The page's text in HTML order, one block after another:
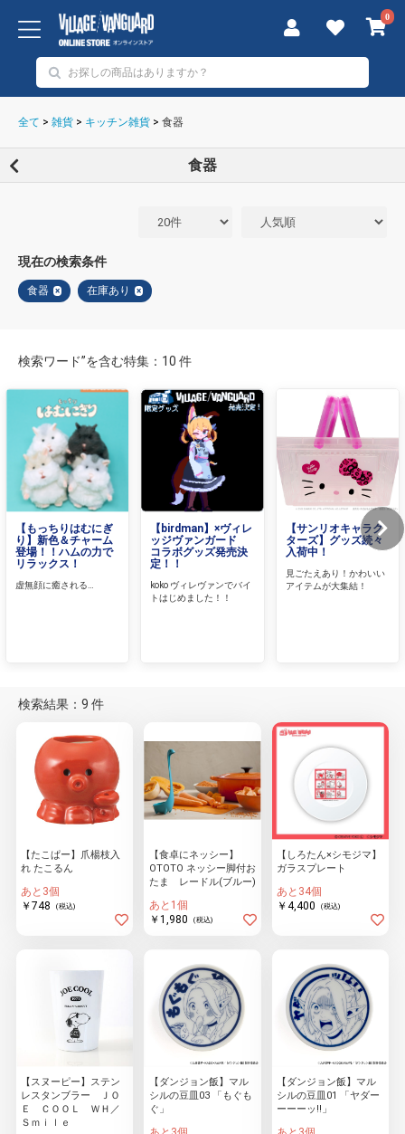
0
全て > 雑貨 > キッチン雑貨 > 食器
食器
現在の検索条件
食器 × 在庫あり ×
検索ワード”を含む特集：10 件
【もっちりはむにぎ
り】新色＆チャーム
登場！！ハムの力で
リラックス！
虚無顔に癒される…
【birdman】×ヴィレ
ッジヴァンガード
コラボグッズ発売決
定！！
koko ヴィレヴァンでバイ
トはじめました！！
【サンリオキャラク
ターズ】グッズ続々
入荷中！
見ごたえあり！かわいい
アイテムが大集結！
検索結果：9 件
【たこぱー】爪楊枝入
れ たこるん
あと3個
￥748
(税込)
【食卓にネッシー】
OTOTO ネッシー脚付お
たま レードル(ブルー)
あと1個
￥1,980
(税込)
【しろたん×シモジマ】
ガラスプレート
あと34個
￥4,400
(税込)
【スヌーピー】ステン
レスタンブラー ＪＯ
Ｅ ＣＯＯＬ ＷＨ／
Ｓｍｉｌｅ
【ダンジョン飯】マル
シルの豆皿03 「もぐも
ぐ」
【ダンジョン飯】マル
シルの豆皿01 「ヤダー
ーーーッ!!」
イラストレ
アダルトグ
ッズ